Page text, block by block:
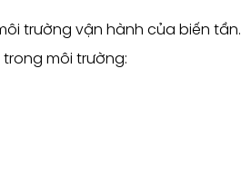
trường vận hành của biến tần.
trong môi trường: